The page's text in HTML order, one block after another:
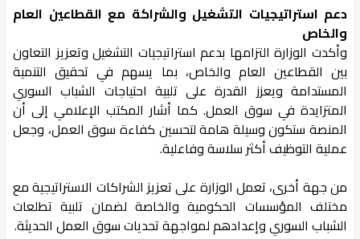
دعم استراتيجيات التشغيل والشراكة مع القطاعين العام
والخاص
وأكدت الوزارة التزامها بدعم استراتيجيات التشغيل وتعزيز التعاون
بين القطاعين العام والخاص، بما يسهم في تحقيق التنمية
المستدامة ويعزز القدرة على تلبية احتياجات الشباب السوري
المتزايدة في سوق العمل. كما أشار المكتب الإعلامي إلى أن
المنصة ستكون وسيلة هامة لتحسين كفاءة سوق العمل، وجعل
عملية التوظيف أكثر سلاسة وفاعلية.
من جهة أخرى، تعمل الوزارة على تعزيز الشراكات الاستراتيجية مع
مختلف المؤسسات الحكومية والخاصة لضمان تلبية تطلعات
الشباب السوري وإعدادهم لمواجهة تحديات سوق العمل الحديثة.